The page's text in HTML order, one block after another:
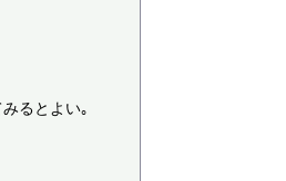
るとよい｡